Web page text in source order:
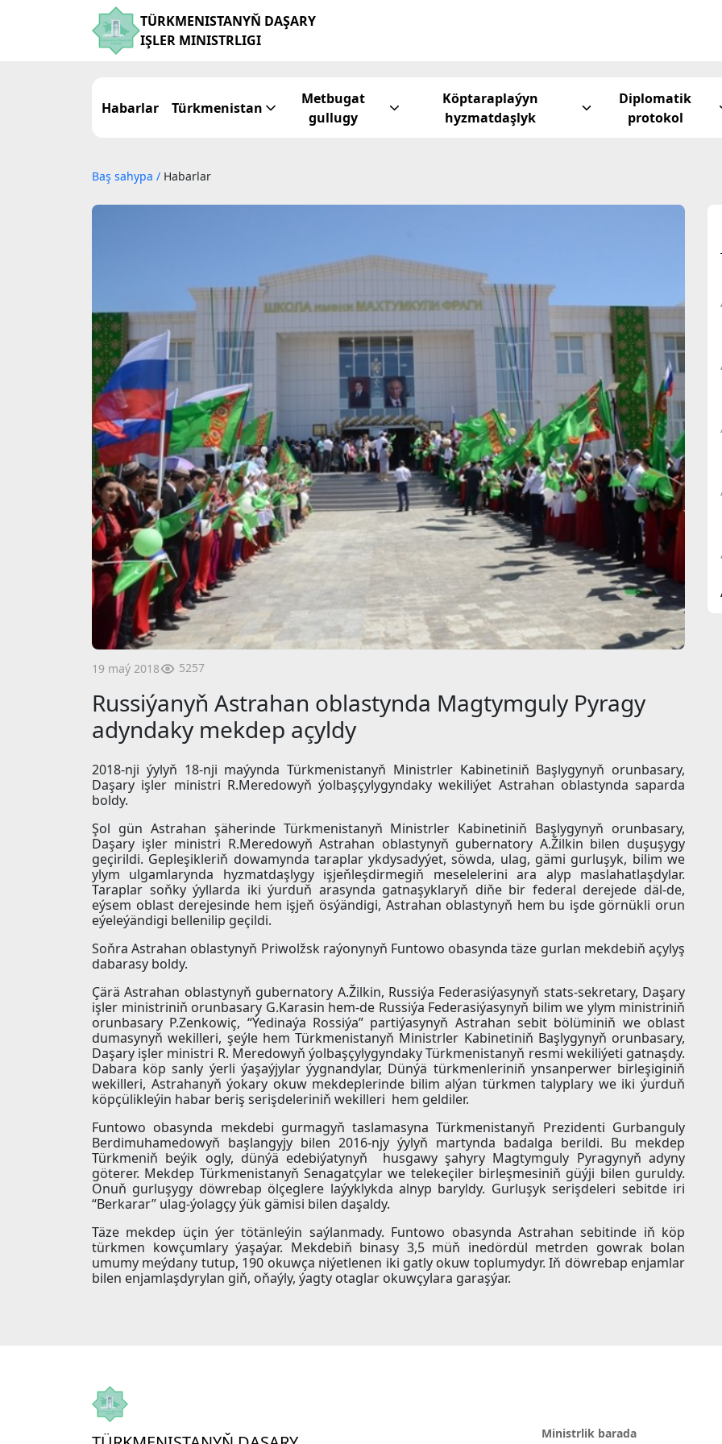
TÜRKMENISTANYŇ DAŞARY
IŞLER MINISTRLIGI
Habarlar Türkmenistan
Metbugat
gullugy
Köptaraplaýyn
hyzmatdaşlyk
Diplomatik
protokol
Baş sahypa / Habarlar
19 maý 2018 5257
Russiýanyň Astrahan oblastynda Magtymguly Pyragy
adyndaky mekdep açyldy
2018-nji ýylyň 18-nji maýynda Türkmenistanyň Ministrler Kabinetiniň Başlygynyň orunbasary,
Daşary işler ministri R.Meredowyň ýolbaşçylygyndaky wekiliýet Astrahan oblastynda saparda
boldy.
Şol gün Astrahan şäherinde Türkmenistanyň Ministrler Kabinetiniň Başlygynyň orunbasary,
Daşary işler ministri R.Meredowyň Astrahan oblastynyň gubernatory A.Žilkin bilen duşuşygy
geçirildi. Gepleşikleriň dowamynda taraplar ykdysadyýet, söwda, ulag, gämi gurluşyk, bilim we
ylym ulgamlarynda hyzmatdaşlygy işjeňleşdirmegiň meselelerini ara alyp maslahatlaşdylar.
Taraplar soňky ýyllarda iki ýurduň arasynda gatnaşyklaryň diňe bir federal derejede däl-de,
eýsem oblast derejesinde hem işjeň ösýändigi, Astrahan oblastynyň hem bu işde görnükli orun
eýeleýändigi bellenilip geçildi.
Soňra Astrahan oblastynyň Priwolžsk raýonynyň Funtowo obasynda täze gurlan mekdebiň açylyş
dabarasy boldy.
Çärä Astrahan oblastynyň gubernatory A.Žilkin, Russiýa Federasiýasynyň stats-sekretary, Daşary
işler ministriniň orunbasary G.Karasin hem-de Russiýa Federasiýasynyň bilim we ylym ministriniň
orunbasary P.Zenkowiç, “Ýedinaýa Rossiýa” partiýasynyň Astrahan sebit bölüminiň we oblast
dumasynyň wekilleri, şeýle hem Türkmenistanyň Ministrler Kabinetiniň Başlygynyň orunbasary,
Daşary işler ministri R. Meredowyň ýolbaşçylygyndaky Türkmenistanyň resmi wekiliýeti gatnaşdy.
Dabara köp sanly ýerli ýaşaýjylar ýygnandylar, Dünýä türkmenleriniň ynsanperwer birleşiginiň
wekilleri, Astrahanyň ýokary okuw mekdeplerinde bilim alýan türkmen talyplary we iki ýurduň
köpçülikleýin habar beriş serişdeleriniň wekilleri hem geldiler.
Funtowo obasynda mekdebi gurmagyň taslamasyna Türkmenistanyň Prezidenti Gurbanguly
Berdimuhamedowyň başlangyjy bilen 2016-njy ýylyň martynda badalga berildi. Bu mekdep
Türkmeniň beýik ogly, dünýä edebiýatynyň husgawy şahyry Magtymguly Pyragynyň adyny
göterer. Mekdep Türkmenistanyň Senagatçylar we telekeçiler birleşmesiniň güýji bilen guruldy.
Onuň gurluşygy döwrebap ölçeglere laýyklykda alnyp baryldy. Gurluşyk serişdeleri sebitde iri
“Berkarar” ulag-ýolagçy ýük gämisi bilen daşaldy.
Täze mekdep üçin ýer tötänleýin saýlanmady. Funtowo obasynda Astrahan sebitinde iň köp
türkmen kowçumlary ýaşaýar. Mekdebiň binasy 3,5 müň inedördül metrden gowrak bolan
umumy meýdany tutup, 190 okuwça niýetlenen iki gatly okuw toplumydyr. Iň döwrebap enjamlar
bilen enjamlaşdyrylan giň, oňaýly, ýagty otaglar okuwçylara garaşýar.
Ministrlik barada